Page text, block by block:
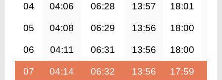
04 04:06 06:28 13:57 18:01
05 04:08 06:29 13:56 18:00
06 04:11 06:31 13:56 18:00
07 04:14 06:32 13:56 17:59